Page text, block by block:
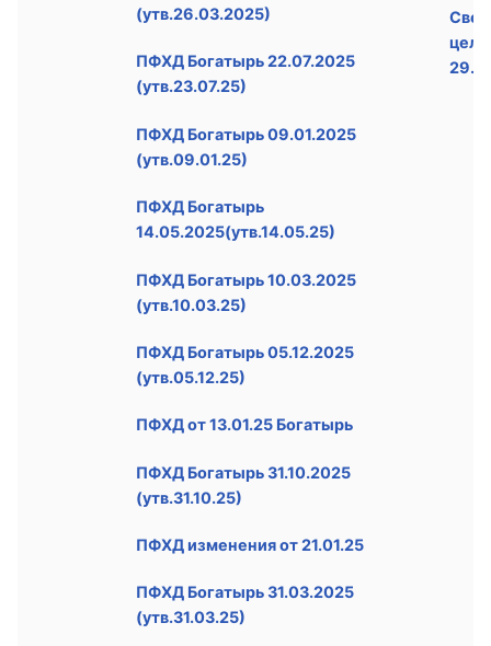
(утв.26.03.2025)
ПФХД Богатырь 22.07.2025
(утв.23.07.25)
ПФХД Богатырь 09.01.2025
(утв.09.01.25)
ПФХД Богатырь
14.05.2025(утв.14.05.25)
ПФХД Богатырь 10.03.2025
(утв.10.03.25)
ПФХД Богатырь 05.12.2025
(утв.05.12.25)
ПФХД от 13.01.25 Богатырь
ПФХД Богатырь 31.10.2025
(утв.31.10.25)
ПФХД изменения от 21.01.25
ПФХД Богатырь 31.03.2025
(утв.31.03.25)